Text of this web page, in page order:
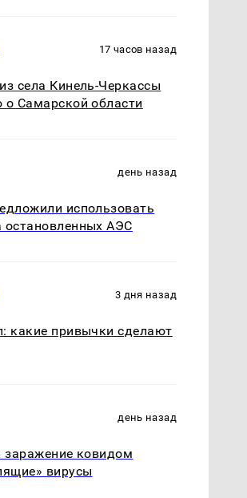
17 часов назад
села Кинель-Черкассы
о Самарской области
день назад
использовать
остановленных АЭС
3 дня назад
какие привычки сделают
день назад
заражение ковидом
вирусы